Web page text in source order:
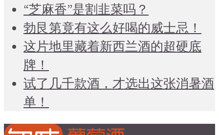
“芝麻香”是割韭菜吗？
勃艮第竟有这么好喝的威士忌！
这片地里藏着新西兰酒的超硬底
牌！
试了几千款酒，才选出这张消暑酒
单！